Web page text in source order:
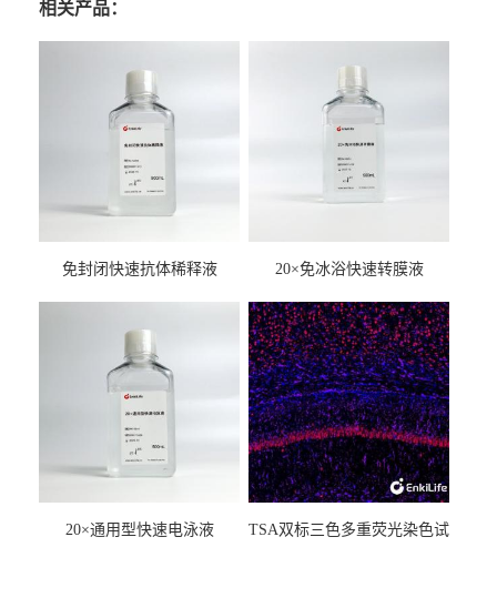
相关产品：
免封闭快速抗体稀释液 20×免冰浴快速转膜液
20×通用型快速电泳液
TSA双标三色多重荧光染色试